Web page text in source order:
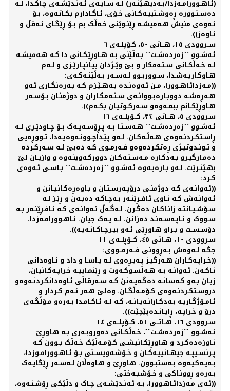
(ئـاهـوورامـەزدا/بـەدیهـێنـەر) لـە سـایـەی ئـەنـدێشـەی چـاکـدا، لـە
دەسـتـوورە ڕەوشـتییـەکـانی خـۆی، ئـاگـادارم بکـاتـەوە، بـۆ
ئـەوەی منیش هـەمیشـە ڕێنـوێنی خـەڵک بم بـۆ ڕێگـای ئـەقڵ و
ئـاوەز)).
ســروودی ١٥، هــاتی ٥٠، کـۆپلـەی ٦
ئـەشـوو ``زەردەشـت`` بـەڵێنی بـە هـاوڕێکـانی دا کـە هـەمیشـە
لـە خـەڵکـانی سـتـەمکار و بێ وێـژدان بیـانپـارێـزی و لـەم
هـاوکـاریـەشـدا، سـووربـوو لـەسـەر بـەڵێنـەکـەی:
((مـەزدائـاهـوورا، مـن ئـەوەنـدە بـەهـێـزم کـە بـەرەنگـاری ئـەو
هـەڕەشـە دووبـارەبـووانـەی سـتـەمکـاران و دوژمنـان بـۆسـەر
هـاوڕێکـانم ببمـەوەو سـەرکـوتیـان بکـەم)).
سـروودی ٥، هــاتی ٣٢، کــۆپلــەی ١٦
ئـەشـوو ``زەردەشـت`` هـەسـتـا بـە پـڕۆسـەیـەک بـۆ چـاودێـری لـە
ڕاسـتکـردنـەوەی هـەڵـەکـان. لـەو پێـداچـوونـەوەیـەدا، تـووڕەیی
و تـونـدوتیـژی ڕەتکـردەوەو فـەرمـوی کـە دەبێ لـە سـەرکـردە
دەمـارگیـرو بـەدکـارە مـەسـتـەکـان دوورکـەوینـەوە و وازیـان لێ
بهـێنـرێت. لـەو بـارەیـەوە ئـەشـوو ``زەردەشـت`` بـاسـی ئـەوەی
کـرد:
((ئـەوانـەی کـە دوژمنـی درۆپـەرسـتـان و بـاوەڕەکـانیـانن و
ئـەوانـەش کـە نـاوی ئـافـڕێنـەر بـەچـاکـە دەبـەن و ڕێـز لـە
سـۆشـیـانتـە زانـاکـان دەگـرن، لـەگـەڵ ئـەوانـەی کـە ئـافـڕێنـەر بـە
سـووک و نـاپـەسـەنـد دەزانن، لـە یـەک جیان. ئـاهـوورامـەزدا،
دۆسـسـت و بـراو هـاوڕێی ئـەو بیـرچـاکـانـەیـە)).
سـروودی ١٠، هــاتی ٤٥، کــۆپلــەی ١١
جگـە لـەوەش بـەڕوونی فــەرمــووی:
((خـراپـەکـاران هـەرگیـز پـەیـڕەوی لـە یـاسـا و داد و ئـاوەدانی
نـاکـەن. ئـەوانـە بـە هـەڵسـوکـەوت و ڕێنمـاییـە خـراپـەکـانیان،
زیـان بـەو کـەسانـە دەگـەیـەنن کـە سـەرقاڵی ئـاوەدانکـردنـەوەو
دروسـتکـردنـەوەی کـۆمـەڵگـان. وەلێ هـەر ئـەم کـردار و
ئـامـۆژگـاریـە بـەدکـارانـەیـانـە، کـە لـە ئـاکـامـدا بـەرەو مـۆڵگـەی
درۆ و خـراپـە، ڕایـانـدەپێچێت)).
سـروودی ١٦، هــاتــی ٥١، کــۆپلــەی ١٤
ئـەشـوو ``زەردەشـت``، خـەڵکـانی دەوروبـەری بـە هـاوڕێ
نـاوزەدەکـرد و هـاوڕێکـانیشـی کـۆمـەڵێک خـەڵک بـوون کـە
پـرنسـیپـە جیهـانییـەکـان و خـۆشـەویسـتی بـۆ ئـاهـوورامـوزدا،
بـەیـەکیـەوە بـەستبـوون. هـاوڕێ و هـاوەڵان لـەسـەر ڕێگایـەک
بـەرەو ڕوونـاکی و خـۆشـبـەختی:
((ئـەی مـەزدائـاهـوورا، بـە ئـەنـدێشـەی چـاک و دڵێکی ڕۆشـنـەوە،